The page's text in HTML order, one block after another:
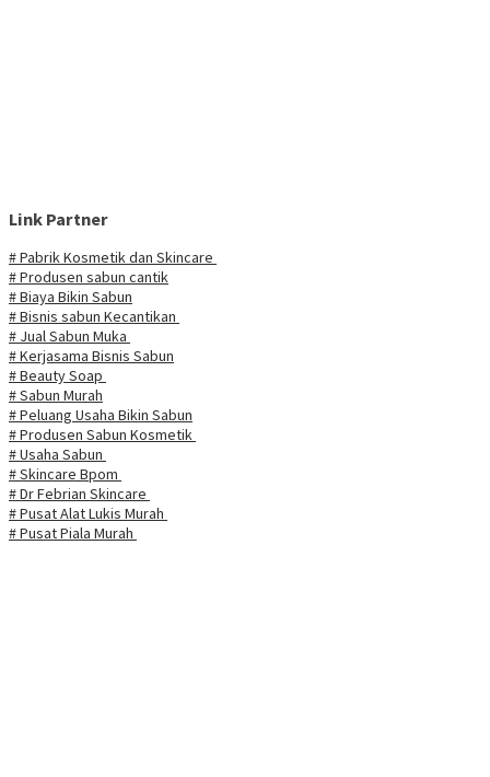
Link Partner
# Pabrik Kosmetik dan Skincare
# Produsen sabun cantik
# Biaya Bikin Sabun
# Bisnis sabun Kecantikan
# Jual Sabun Muka
# Kerjasama Bisnis Sabun
# Beauty Soap
# Sabun Murah
# Peluang Usaha Bikin Sabun
# Produsen Sabun Kosmetik
# Usaha Sabun
# Skincare Bpom
# Dr Febrian Skincare
# Pusat Alat Lukis Murah
# Pusat Piala Murah